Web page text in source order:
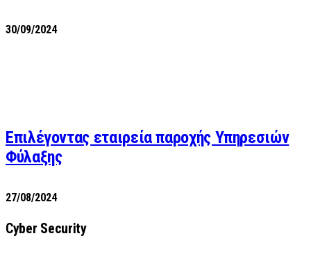
30/09/2024
Επιλέγοντας εταιρεία παροχής Υπηρεσιών
Φύλαξης
27/08/2024
Cyber Security